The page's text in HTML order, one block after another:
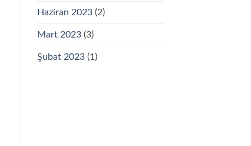
Haziran 2023(2)
Mart 2023(3)
Şubat 2023(1)